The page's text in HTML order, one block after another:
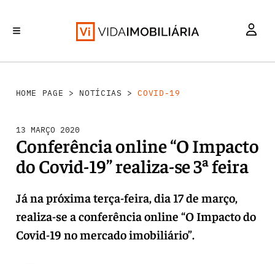
HOME PAGE > NOTÍCIAS > COVID-19
13 MARÇO 2020
Conferência online “O Impacto
do Covid-19” realiza-se 3ª feira
Já na próxima terça-feira, dia 17 de março,
realiza-se a conferência online “O Impacto do
Covid-19 no mercado imobiliário”.